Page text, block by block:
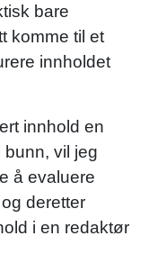
bare
komme til et
innholdet
innhold en
vil jeg
å evaluere
deretter
i en redaktør